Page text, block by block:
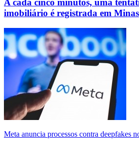
A cada cinco minutos, uma
imobiliário é registrada em Minas
Meta anuncia processos contra deepfakes